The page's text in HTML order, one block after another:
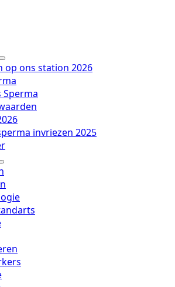
op ons station 2026
Sperma
invriezen 2025